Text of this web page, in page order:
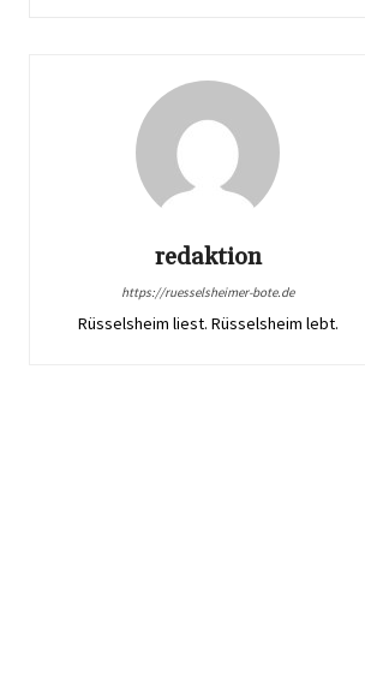
redaktion
https://ruesselsheimer-bote.de
Rüsselsheim liest. Rüsselsheim lebt.